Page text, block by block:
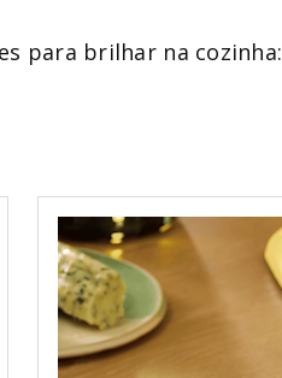
para brilhar na cozinha: